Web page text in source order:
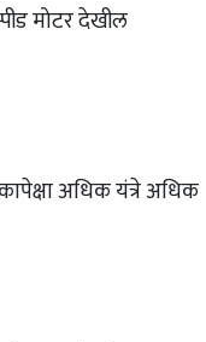
मोटर देखील
अधिक यंत्रे अधिक